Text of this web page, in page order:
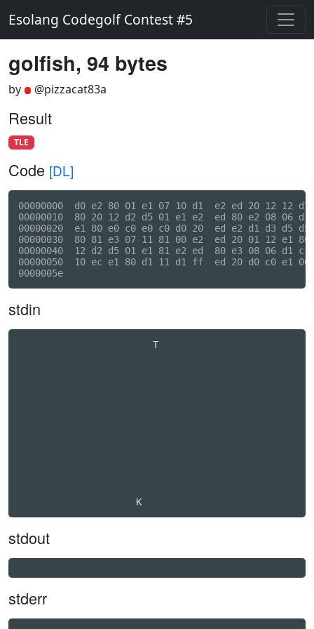
Esolang Codegolf Contest #5
golfish, 94 bytes
by @pizzacat83a
Result
TLE
Code [DL]
00000000  d0 e2 80 01 e1 07 10 d1  e2 ed 20 12
00000010  80 20 12 d2 d5 01 e1 e2  ed 80 e2 08
00000020  e1 80 e0 c0 e0 c0 d0 20  ed e2 d1 d3
00000030  80 81 e3 07 11 81 00 e2  ed 20 01 12
00000040  12 d2 d5 01 e1 81 e2 ed  80 e3 08 06
00000050  10 ec e1 80 d1 11 d1 ff  ed 20 d0
stdin
                        T
stdout
stderr